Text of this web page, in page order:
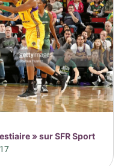
» sur SFR Sport